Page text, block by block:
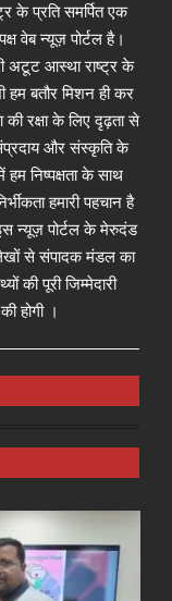
के प्रति समर्पित एक
वेब न्यूज़ पोर्टल है।
अटूट आस्था राष्ट्र के
हम बतौर मिशन ही कर
रक्षा के लिए दृढ़ता से
संप्रदाय और संस्कृति के
निष्पक्षता के साथ
हमारी पहचान है
न्यूज़ पोर्टल के मेरुदंड
से संपादक मंडल का
की पूरी जिम्मेदारी
होगी ।